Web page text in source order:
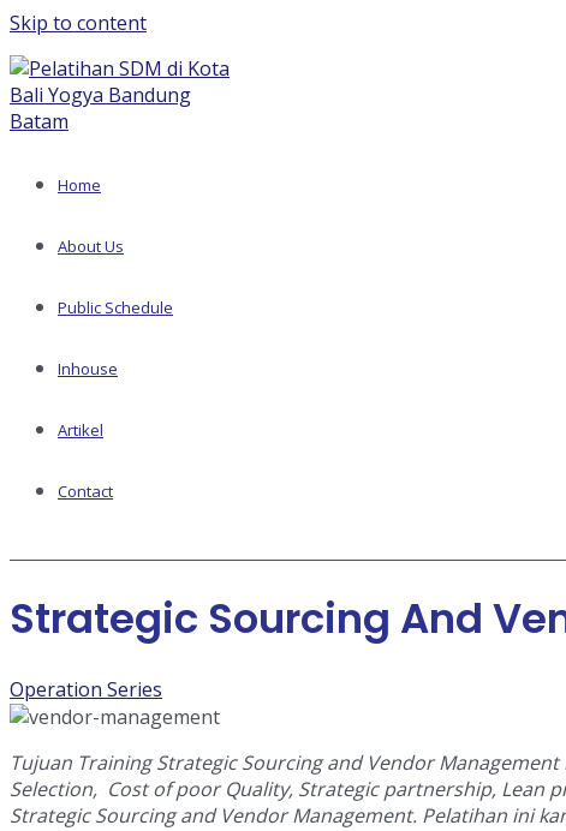
Skip to content
Home
About Us
Public Schedule
Inhouse
Artikel
Contact
Strategic Sourcing And
Operation Series
Tujuan Training Strategic Sourcing and Vendor
Selection, Cost of poor Quality, Strategic partnership, Lean
Strategic Sourcing and Vendor Management. Pelatihan ini